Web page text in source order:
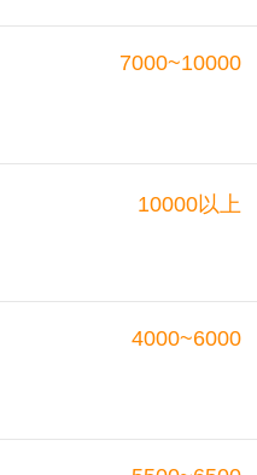
7000~10000
10000以上
4000~6000